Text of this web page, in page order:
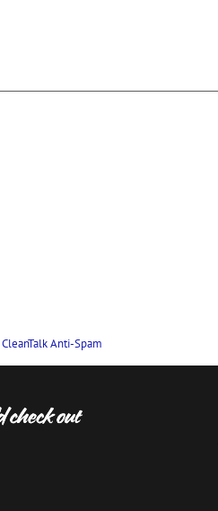
CleanTalk Anti-Spam